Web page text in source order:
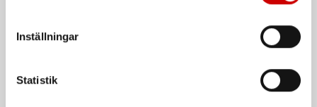
att godkänna samtycker du till sådana överföringar. Läs
Inställningar
Statistik
Våtservett för glasögon